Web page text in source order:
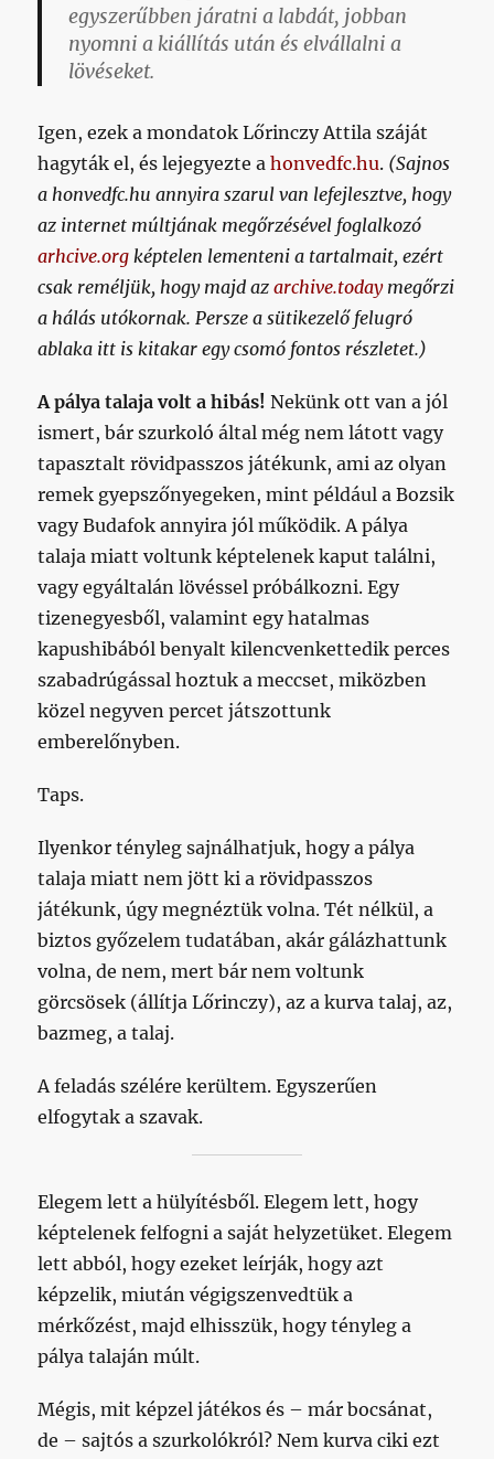
egyszerűbben járatni a labdát, jobban
nyomni a kiállítás után és elvállalni a
lövéseket.
Igen, ezek a mondatok Lőrinczy Attila száját
hagyták el, és lejegyezte ahonvedfc.hu. (Sajnos
a honvedfc.hu annyira szarul van lefejlesztve, hogy
az internet múltjának megőrzésével foglalkozó
arhcive.org képtelen lementeni a tartalmait, ezért
csak reméljük, hogy majd azarchive.todaymegőrzi
a hálás utókornak. Persze a sütikezelő felugró
ablaka itt is kitakar egy csomó fontos részletet.)
A pálya talaja volt a hibás! Nekünk ott van a jól
ismert, bár szurkoló által még nem látott vagy
tapasztalt rövidpasszos játékunk, ami az olyan
remek gyepszőnyegeken, mint például a Bozsik
vagy Budafok annyira jól működik. A pálya
talaja miatt voltunk képtelenek kaput találni,
vagy egyáltalán lövéssel próbálkozni. Egy
tizenegyesből, valamint egy hatalmas
kapushibából benyalt kilencvenkettedik perces
szabadrúgással hoztuk a meccset, miközben
közel negyven percet játszottunk
emberelőnyben.
Taps.
Ilyenkor tényleg sajnálhatjuk, hogy a pálya
talaja miatt nem jött ki a rövidpasszos
játékunk, úgy megnéztük volna. Tét nélkül, a
biztos győzelem tudatában, akár gálázhattunk
volna, de nem, mert bár nem voltunk
görcsösek (állítja Lőrinczy), az a kurva talaj, az,
bazmeg, a talaj.
A feladás szélére kerültem. Egyszerűen
elfogytak a szavak.
Elegem lett a hülyítésből. Elegem lett, hogy
képtelenek felfogni a saját helyzetüket. Elegem
lett abból, hogy ezeket leírják, hogy azt
képzelik, miután végigszenvedtük a
mérkőzést, majd elhisszük, hogy tényleg a
pálya talaján múlt.
Mégis, mit képzel játékos és – már bocsánat,
de – sajtós a szurkolókról? Nem kurva ciki ezt